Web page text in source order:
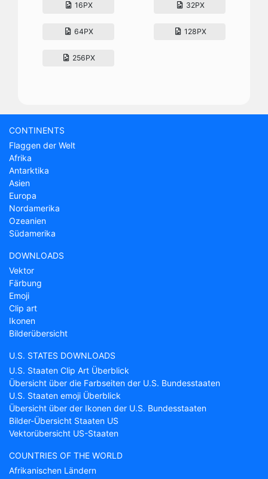
16PX 32PX
64PX 128PX
256PX
CONTINENTS
Flaggen der Welt
Afrika
Antarktika
Asien
Europa
Nordamerika
Ozeanien
Südamerika
DOWNLOADS
Vektor
Färbung
Emoji
Clip art
Ikonen
Bilderübersicht
U.S. STATES DOWNLOADS
U.S. Staaten Clip Art Überblick
Übersicht über die Farbseiten der U.S. Bundesstaaten
U.S. Staaten emoji Überblick
Übersicht über der Ikonen der U.S. Bundesstaaten
Bilder-Übersicht Staaten US
Vektorübersicht US-Staaten
COUNTRIES OF THE WORLD
Afrikanischen Ländern